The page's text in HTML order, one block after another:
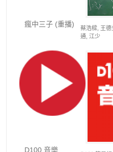
瘋中三子 (重播)
蔡浩樑, 王德
通, 江少
D100 音樂